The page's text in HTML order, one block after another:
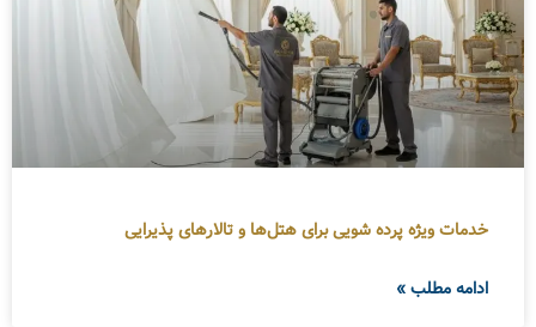
خدمات ویژه پرده شویی برای هتل‌ها و تالارهای پذیرایی
ادامه مطلب »